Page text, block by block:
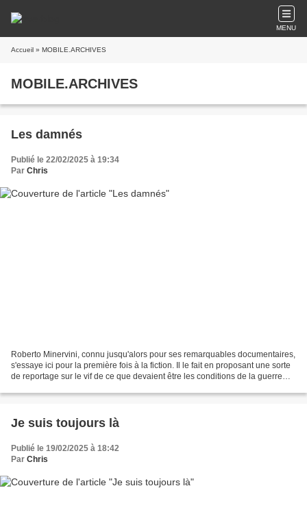
MENU
Accueil » MOBILE.ARCHIVES
MOBILE.ARCHIVES
Les damnés
Publié le 22/02/2025 à 19:34
Par Chris
Roberto Minervini, connu jusqu'alors pour ses remarquables documentaires,
s'essaye ici pour la première fois à la fiction. Il le fait en proposant une sorte
de reportage sur le vif de ce que devaient être les conditions de la guerre
Je suis toujours là
Publié le 19/02/2025 à 18:42
Par Chris